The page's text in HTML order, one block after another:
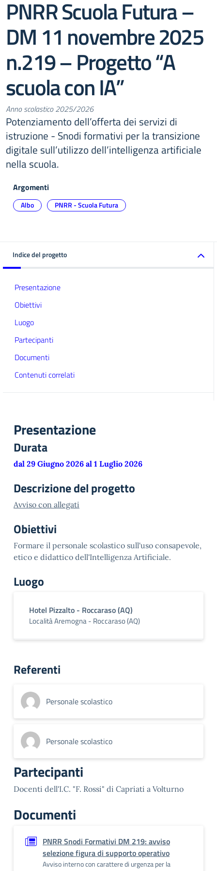
PNRR Scuola Futura –
DM 11 novembre 2025
n.219 – Progetto “A
scuola con IA”
Anno scolastico 2025/2026
Potenziamento dell’offerta dei servizi di
istruzione - Snodi formativi per la transizione
digitale sull’utilizzo dell’intelligenza artificiale
nella scuola.
Argomenti
Albo PNRR - Scuola Futura
Indice del progetto
Presentazione
Obiettivi
Luogo
Partecipanti
Documenti
Contenuti correlati
Presentazione
Durata
dal 29 Giugno 2026 al 1 Luglio 2026
Descrizione del progetto
Avviso con allegati
Obiettivi
Formare il personale scolastico sull'uso consapevole,
etico e didattico dell'Intelligenza Artificiale.
Luogo
Hotel Pizzalto - Roccaraso (AQ)
Località Aremogna - Roccaraso (AQ)
Referenti
Personale scolastico
Personale scolastico
Partecipanti
Docenti dell'I.C. "F. Rossi" di Capriati a Volturno
Documenti
PNRR Snodi Formativi DM 219: avviso
selezione figura di supporto operativo
Avviso interno con carattere di urgenza per la